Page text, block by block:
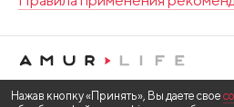
Нажав кнопку «Принять», Вы даете свое